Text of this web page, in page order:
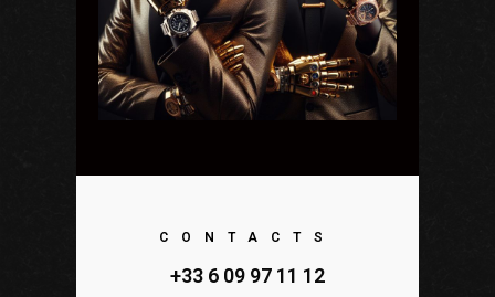
CONTACTS
+33 6 09 97 11 12